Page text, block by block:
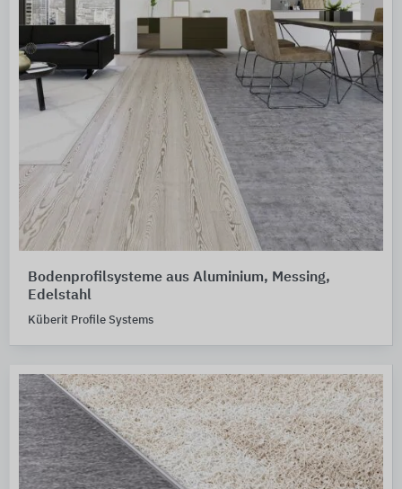
Bodenprofilsysteme aus Aluminium, Messing,
Edelstahl
Küberit Profile Systems